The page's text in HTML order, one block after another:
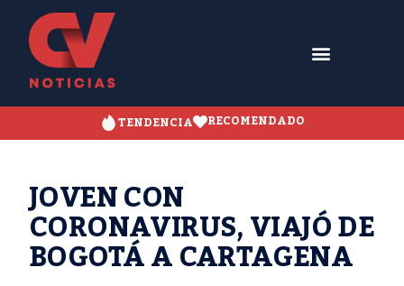
TENDENCIA RECOMENDADO
JOVEN CON
CORONAVIRUS, VIAJÓ DE
BOGOTÁ A CARTAGENA